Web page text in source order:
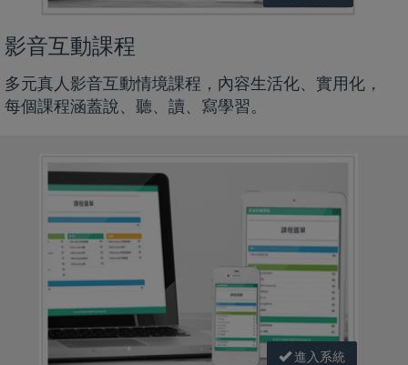
影音互動課程
多元真人影音互動情境課程，內容生活化、實用化，
每個課程涵蓋說、聽、讀、寫學習。
進入系統